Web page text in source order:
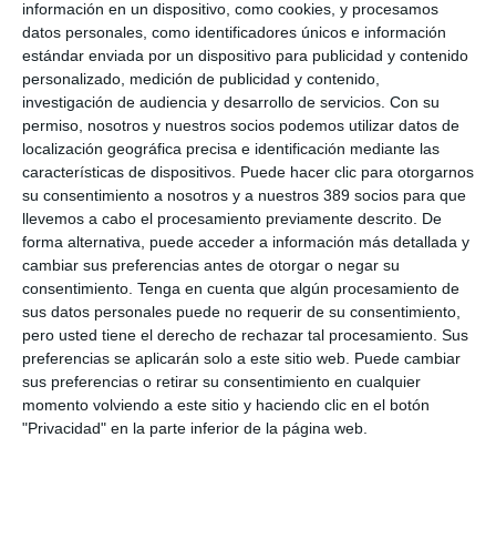
información en un dispositivo, como cookies, y procesamos
datos personales, como identificadores únicos e información
estándar enviada por un dispositivo para publicidad y contenido
personalizado, medición de publicidad y contenido,
investigación de audiencia y desarrollo de servicios. Con su
permiso, nosotros y nuestros socios podemos utilizar datos de
localización geográfica precisa e identificación mediante las
características de dispositivos. Puede hacer clic para otorgarnos
su consentimiento a nosotros y a nuestros 389 socios para que
llevemos a cabo el procesamiento previamente descrito. De
forma alternativa, puede acceder a información más detallada y
cambiar sus preferencias antes de otorgar o negar su
consentimiento. Tenga en cuenta que algún procesamiento de
sus datos personales puede no requerir de su consentimiento,
pero usted tiene el derecho de rechazar tal procesamiento. Sus
preferencias se aplicarán solo a este sitio web. Puede cambiar
sus preferencias o retirar su consentimiento en cualquier
momento volviendo a este sitio y haciendo clic en el botón
"Privacidad" en la parte inferior de la página web.
Martín Navaz, presidente de Adecose, ha resaltado que
supone "un orgullo ver como cada vez más compañías
apuestan por adherirse a las Cartas de Condiciones,
revalidando la importancia de estos acuerdos para consolidar
las bases de un ámbito jurídico cada día más complejo". Por su
parte,Ricardo Sánchez, General Manager de MetLife en
Iberia, indica que la entidad cree con firmeza "en el valor del
canal de corredores y en la importancia de construir relaciones
basadas en la confianza, la transparencia y la seguridad".
Si quiere recibir diariamente y GRATIS noticias como esta,
pinche aquí.
LO ÚLTIMO
La verdad sobre la IA en el seguro: qué funciona ya y qué sigue
siendo una promesa
Munich Re alcanza un beneficio de casi 4.000 millones y
mantiene sus previsiones para 2026